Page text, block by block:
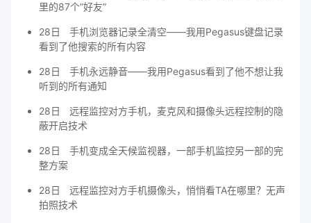
里的87个”好友”
28日
手机浏览器记录全清空——我用Pegasus键盘记录
看到了他搜索的所有内容
28日
手机永远静音——我用Pegasus看到了他不想让我
听到的所有通知
28日
远程监控对方手机，麦克风和摄像头远程控制的隐
蔽开启技术
28日
手机变成全天候监视器，一部手机监控另一部的完
整方案
28日
远程监控对方手机摄像头，悄悄看TA在哪里？无声
拍照技术